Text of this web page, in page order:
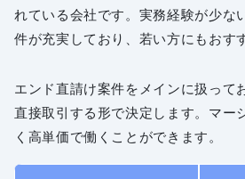
れている会社です。実務経験が少な
件が充実しており、若い方にもおす
エンド直請け案件をメインに扱って
直接取引する形で決定します。マー
く高単価で働くことができます。